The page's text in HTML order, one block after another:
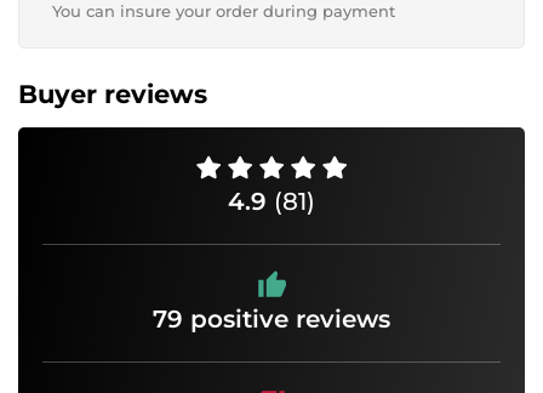
You can insure your order during payment
Buyer reviews
4.9 (81)
79 positive reviews